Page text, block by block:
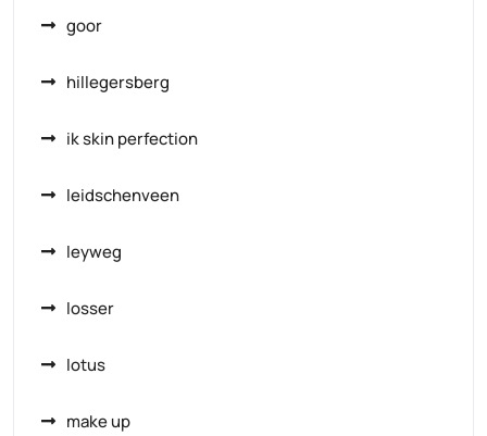
goor
hillegersberg
ik skin perfection
leidschenveen
leyweg
losser
lotus
make up